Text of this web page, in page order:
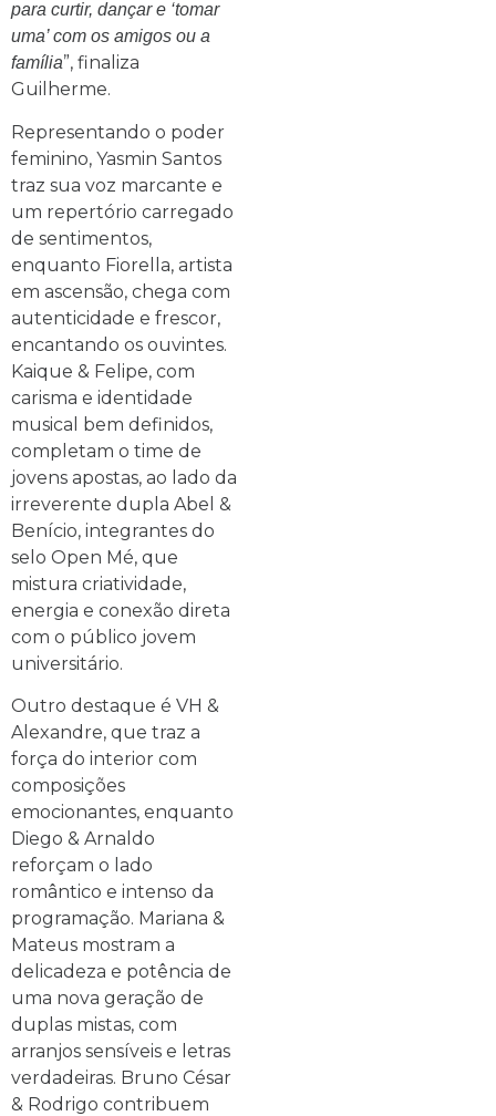
para curtir, dançar e ‘tomar
uma’ com os amigos ou a
família”, finaliza
Guilherme.
Representando o poder
feminino, Yasmin Santos
traz sua voz marcante e
um repertório carregado
de sentimentos,
enquanto Fiorella, artista
em ascensão, chega com
autenticidade e frescor,
encantando os ouvintes.
Kaique & Felipe, com
carisma e identidade
musical bem definidos,
completam o time de
jovens apostas, ao lado da
irreverente dupla Abel &
Benício, integrantes do
selo Open Mé, que
mistura criatividade,
energia e conexão direta
com o público jovem
universitário.
Outro destaque é VH &
Alexandre, que traz a
força do interior com
composições
emocionantes, enquanto
Diego & Arnaldo
reforçam o lado
romântico e intenso da
programação. Mariana &
Mateus mostram a
delicadeza e potência de
uma nova geração de
duplas mistas, com
arranjos sensíveis e letras
verdadeiras. Bruno César
& Rodrigo contribuem